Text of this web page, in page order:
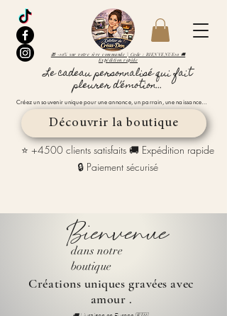
Bienvenue
dans notre
boutique
Créations uniques gravées avec
amour .
Le cadeau personnalisé qui fait
pleurer d’émotion...
Découvrir la boutique
⭐ +4500 clients satisfaits 🚚 Expédition rapide
🔒 Paiement sécurisé
🎁 -10% sur votre 1ère commande | Code : BIENVENUE10 🚚
Expédition rapide
Créez un souvenir unique pour une annonce, un parrain, une naissance…